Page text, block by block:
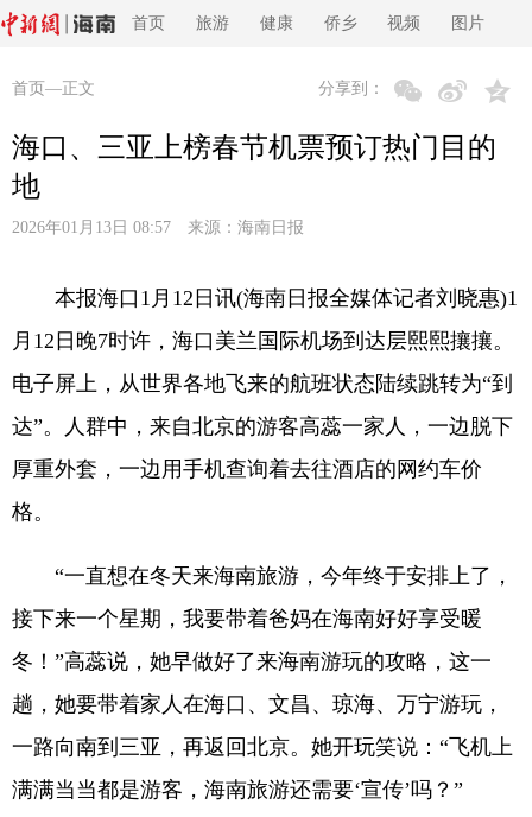
首页 旅游 健康 侨乡 视频 图片
首页 —正文 分享到：
海口、三亚上榜春节机票预订热门目的
地
2026年01月13日 08:57 来源： 海南日报
本报海口1月12日讯(海南日报全媒体记者刘晓惠)1
月12日晚7时许，海口美兰国际机场到达层熙熙攘攘。
电子屏上，从世界各地飞来的航班状态陆续跳转为“到
达”。人群中，来自北京的游客高蕊一家人，一边脱下
厚重外套，一边用手机查询着去往酒店的网约车价
格。
“一直想在冬天来海南旅游，今年终于安排上了，
接下来一个星期，我要带着爸妈在海南好好享受暖
冬！”高蕊说，她早做好了来海南游玩的攻略，这一
趟，她要带着家人在海口、文昌、琼海、万宁游玩，
一路向南到三亚，再返回北京。她开玩笑说：“飞机上
满满当当都是游客，海南旅游还需要‘宣传’吗？”